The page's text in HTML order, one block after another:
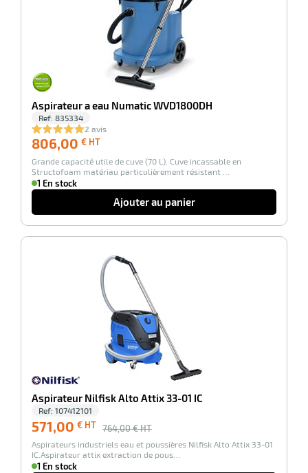
Aspirateur a eau Numatic WVD1800DH
Ref: 835334
2 avis
806,00 € HT
HT
Grande capacité utile de cuve (70 L). Cuve incassable en
Structofoam matériau particulièrement résistant …
1 En stock
Ajouter au panier
Aspirateur Nilfisk Alto Attix 33-01 IC
Ref: 107412101
571,00 € HT 764,00 € HT
Aspirateurs industriels eau et poussières Nilfisk Alto Attix 33-01
IC.Aspirateur attix extraction de pous…
1 En stock